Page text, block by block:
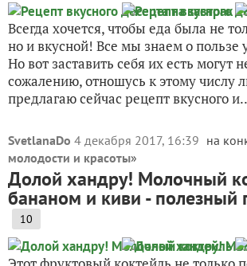
Всегда хочется, чтобы еда была не
но и вкусной! Все мы знаем о пользе
Но вот заставить себя их есть могут
сожалению, отношусь к этому числу
предлагаю сейчас рецепт вкусного
SvetlanaDo 4 декабря 2017, 16:39 на
молодости и красоты»
Долой хандру! Молочный
бананом и киви - полезный
10